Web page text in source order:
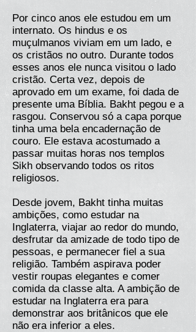
Por cinco anos ele estudou em um
internato. Os hindus e os
muçulmanos viviam em um lado, e
os cristãos no outro. Durante todos
esses anos ele nunca visitou o lado
cristão. Certa vez, depois de
aprovado em um exame, foi dada de
presente uma Bíblia. Bakht pegou e a
rasgou. Conservou só a capa porque
tinha uma bela encadernação de
couro. Ele estava acostumado a
passar muitas horas nos templos
Sikh observando todos os ritos
religiosos.
Desde jovem, Bakht tinha muitas
ambições, como estudar na
Inglaterra, viajar ao redor do mundo,
desfrutar da amizade de todo tipo de
pessoas, e permanecer fiel a sua
religião. Também aspirava poder
vestir roupas elegantes e comer
comida da classe alta. A ambição de
estudar na Inglaterra era para
demonstrar aos britânicos que ele
não era inferior a eles.